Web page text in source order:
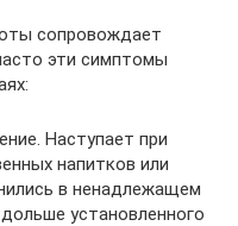
сопровождает
эти симптомы
Наступает при
напитков или
в ненадлежащем
установленного